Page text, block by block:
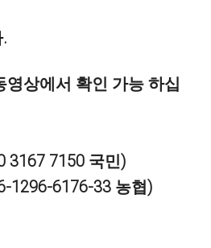
영상에서 확인 가능 하십
3167 7150 국민)
1296-6176-33 농협)